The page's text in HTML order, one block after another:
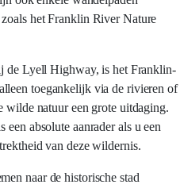
het Franklin River Nature
de Lyell Highway, is het Franklin-
toegankelijk via de rivieren of
wilde natuur een grote uitdaging.
absolute aanrader als u een
van deze wildernis.
naar de historische stad